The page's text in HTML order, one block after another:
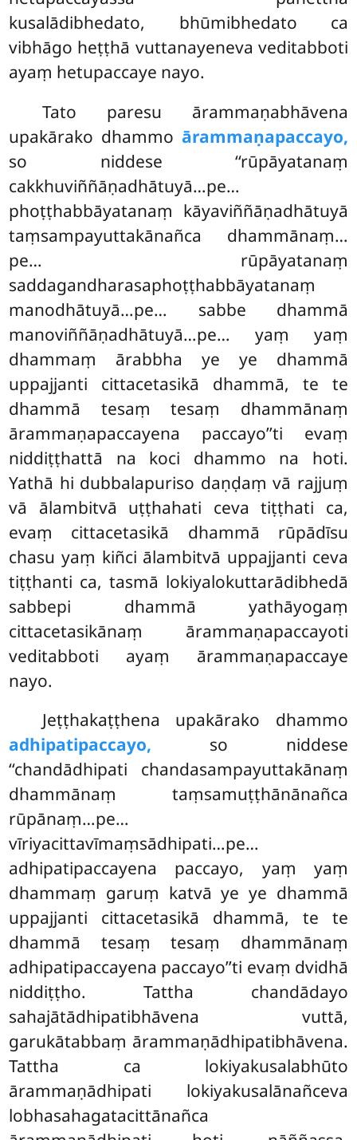
kusalādibhedato, bhūmibhedato ca
vibhāgo heṭṭhā vuttanayeneva veditabboti
ayaṃ hetupaccaye nayo.
Tato paresu ārammaṇabhāvena
upakārako dhammo ārammaṇapaccayo,
so niddese ‘‘rūpāyatanaṃ
cakkhuviññāṇadhātuyā…pe…
phoṭṭhabbāyatanaṃ kāyaviññāṇadhātuyā
taṃsampayuttakānañca dhammānaṃ…
pe… rūpāyatanaṃ
saddagandharasaphoṭṭhabbāyatanaṃ
manodhātuyā…pe… sabbe dhammā
manoviññāṇadhātuyā…pe… yaṃ yaṃ
dhammaṃ ārabbha ye ye dhammā
uppajjanti cittacetasikā dhammā, te te
dhammā tesaṃ tesaṃ dhammānaṃ
ārammaṇapaccayena paccayo’’ti evaṃ
niddiṭṭhattā na koci dhammo na hoti.
Yathā hi dubbalapuriso daṇḍaṃ vā rajjuṃ
vā ālambitvā uṭṭhahati ceva tiṭṭhati ca,
evaṃ cittacetasikā dhammā rūpādīsu
chasu yaṃ kiñci ālambitvā uppajjanti ceva
tiṭṭhanti ca, tasmā lokiyalokuttarādibhedā
sabbepi dhammā yathāyogaṃ
cittacetasikānaṃ ārammaṇapaccayoti
veditabboti ayaṃ ārammaṇapaccaye
nayo.
Jeṭṭhakaṭṭhena upakārako dhammo
adhipatipaccayo, so niddese
‘‘chandādhipati chandasampayuttakānaṃ
dhammānaṃ taṃsamuṭṭhānānañca
rūpānaṃ…pe…
vīriyacittavīmaṃsādhipati…pe…
adhipatipaccayena paccayo, yaṃ yaṃ
dhammaṃ garuṃ katvā ye ye dhammā
uppajjanti cittacetasikā dhammā, te te
dhammā tesaṃ tesaṃ dhammānaṃ
adhipatipaccayena paccayo’’ti evaṃ dvidhā
niddiṭṭho. Tattha chandādayo
sahajātādhipatibhāvena vuttā,
garukātabbaṃ ārammaṇādhipatibhāvena.
Tattha ca lokiyakusalabhūto
ārammaṇādhipati lokiyakusalānañceva
lobhasahagatacittānañca